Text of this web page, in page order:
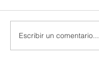
Escribir un comentario...